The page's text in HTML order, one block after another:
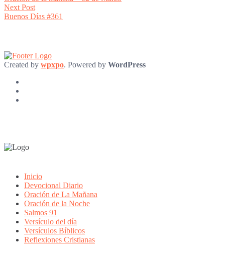
navigation
Next PostNext
post:
Buenos Días #361
Created by wpxpo. Powered by WordPress
Inicio
Devocional Diario
Oración de La Mañana
Oración de la Noche
Salmos 91
Versículo del día
Versículos Bíblicos
Reflexiones Cristianas